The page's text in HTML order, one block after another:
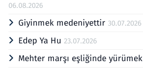
06.08.2026
Giyinmek medeniyettir 30.07.2026
Edep Ya Hu 23.07.2026
Mehter marşı eşliğinde yürümek